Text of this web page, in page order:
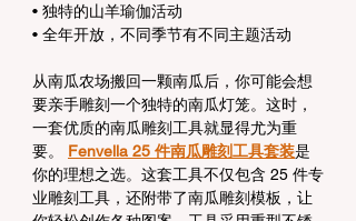
• 独特的山羊瑜伽活动
• 全年开放，不同季节有不同主题活动
从南瓜农场搬回一颗南瓜后，你可能会想
要亲手雕刻一个独特的南瓜灯笼。这时，
一套优质的南瓜雕刻工具就显得尤为重
要。 Fenvella 25 件南瓜雕刻工具套装是
你的理想之选。这套工具不仅包含 25 件专
业雕刻工具，还附带了南瓜雕刻模板，让